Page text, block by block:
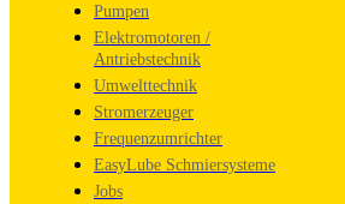
Pumpen
Elektromotoren /
Antriebstechnik
Umwelttechnik
Stromerzeuger
Frequenzumrichter
EasyLube Schmiersysteme
Jobs